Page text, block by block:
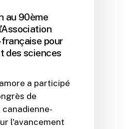
au 90ème
pour
des sciences
a participé
de
l'avancement